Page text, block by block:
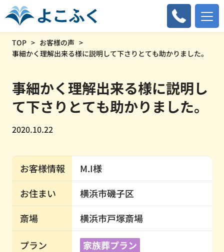
TOP
お客様の声
事細かく理解出来る様に説明して下さりとても助かりました。
事細かく理解出来る様に説明し
て下さりとても助かりました。
2020.10.22
お客様情報
M.I様
お住まい
横浜市磯子区
斎場
横浜市戸塚斎場
プラン 家族葬プラン